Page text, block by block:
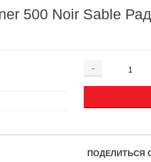
500 Noir Sable
-
ПОДЕЛИТЬСЯ